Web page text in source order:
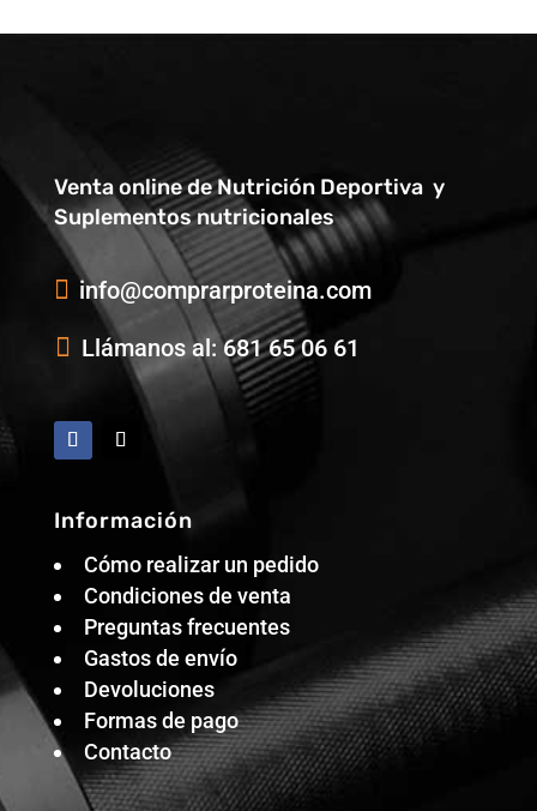
Venta online de Nutrición Deportiva y
Suplementos nutricionales
 info@comprarproteina.com
 Llámanos al: 681 65 06 61
Información
Cómo realizar un pedido
Condiciones de venta
Preguntas frecuentes
Gastos de envío
Devoluciones
Formas de pago
Contacto